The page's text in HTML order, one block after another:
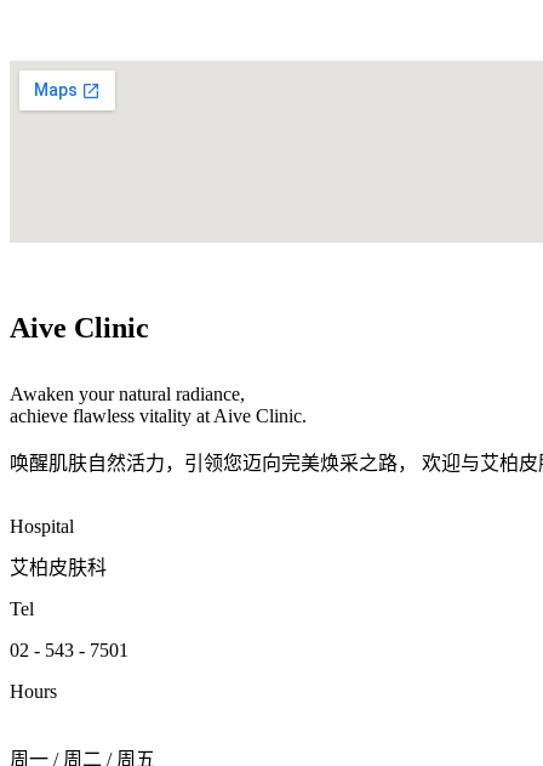
Aive Clinic
Awaken your natural radiance,
achieve flawless vitality at Aive Clinic.
唤醒肌肤自然活力，引领您迈向完美焕采之路， 欢迎与艾柏皮
Hospital
艾柏皮肤科
Tel
02 - 543 - 7501
Hours
周一 / 周二 / 周五